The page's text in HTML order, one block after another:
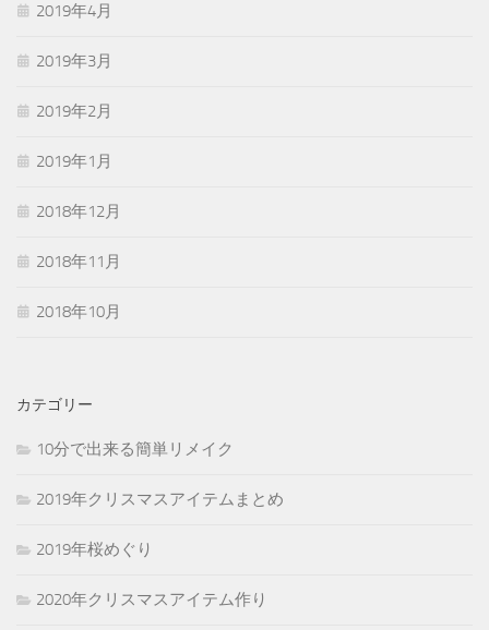
2019年4月
2019年3月
2019年2月
2019年1月
2018年12月
2018年11月
2018年10月
カテゴリー
10分で出来る簡単リメイク
2019年クリスマスアイテムまとめ
2019年桜めぐり
2020年クリスマスアイテム作り